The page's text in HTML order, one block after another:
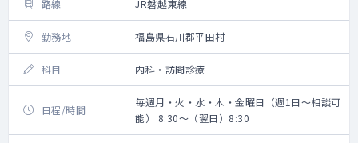
路線 JR磐越東線
勤務地 福島県石川郡平田村
科目 内科・訪問診療
日程/時間
毎週月・火・水・木・金曜日（週1日～相談可
能） 8:30～（翌日）8:30